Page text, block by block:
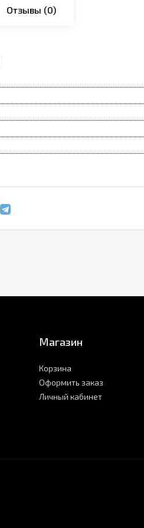
Отзывы (0)
Магазин
Корзина
Оформить заказ
Личный кабинет